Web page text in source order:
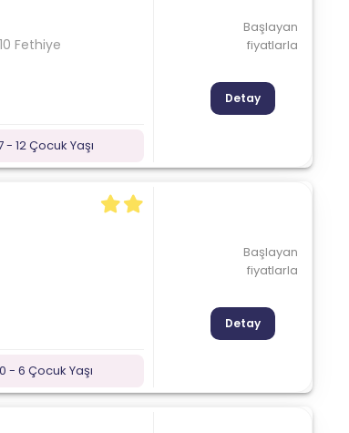
Fethiye
- 12 Çocuk Yaşı
Başlayan
fiyatlarla
Detay
0 - 6 Çocuk Yaşı
Başlayan
fiyatlarla
Detay